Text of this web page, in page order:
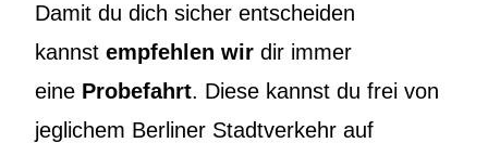
Damit du dich sicher entscheiden
kannstempfehlen wir dir immer
eine Probefahrt. Diese kannst du frei von
jeglichem Berliner Stadtverkehr auf